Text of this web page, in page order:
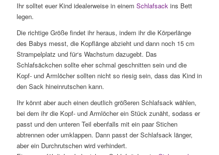
Ihr solltet euer Kind idealerweise in einem Schlafsackins Bett
legen.
Die richtige Größe findet ihr heraus, indem ihr die Körperlänge
des Babys messt, die Kopflänge abzieht und dann noch 15 cm
Strampelplatz und für‘s Wachstum dazugebt. Das
Schlafsäckchen sollte eher schmal geschnitten sein und die
Kopf- und Armlöcher sollten nicht so riesig sein, dass das Kind in
den Sack hineinrutschen kann.
Ihr könnt aber auch einen deutlich größeren Schlafsack wählen,
bei dem ihr die Kopf- und Armlöcher ein Stück zunäht, sodass er
passt und den unteren Teil ebenfalls mit ein paar Stichen
abtrennen oder umklappen. Dann passt der Schlafsack länger,
aber ein Durchrutschen wird verhindert.